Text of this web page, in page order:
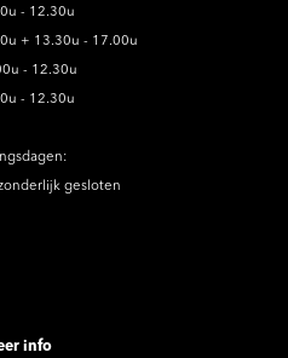
- 12.30u
+ 13.30u - 17.00u
- 12.30u
- 12.30u
gesloten
info